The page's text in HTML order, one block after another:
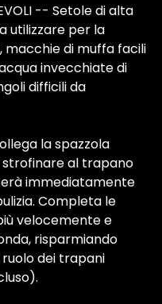
-- Setole di alta
utilizzare per la
macchie di muffa facili
invecchiate di
difficili da
la spazzola
al trapano
immediatamente
Completa le
velocemente e
risparmiando
dei trapani